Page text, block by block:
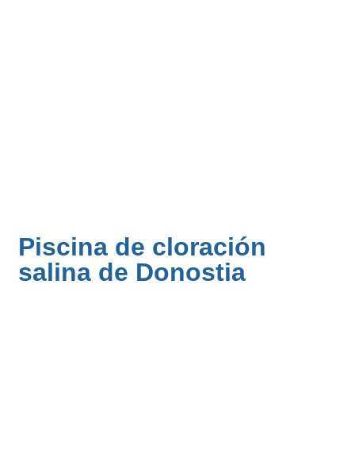
Piscina de cloración
salina de Donostia